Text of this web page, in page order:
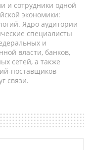
и сотрудники одной
экономики:
Ядро аудитории
специалисты
и
власти, банков,
сетей, а также
поставщиков
связи.